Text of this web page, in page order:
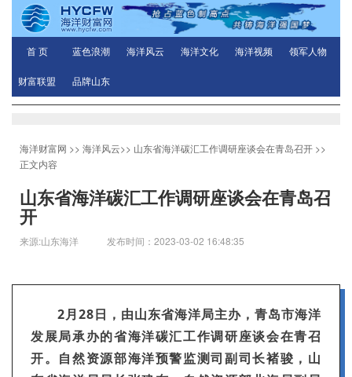
首 页 蓝色浪潮 海洋风云 海洋文化 海洋视频 领军人物
财富联盟 品牌山东
海洋财富网 >> 海洋风云>> 山东省海洋碳汇工作调研座谈会在青岛召开 >>
正文内容
山东省海洋碳汇工作调研座谈会在青岛召
开
来源:山东海洋 发布时间：2023-03-02 16:48:35
2月28日，由山东省海洋局主办，青岛市海洋
发展局承办的省海洋碳汇工作调研座谈会在青召
开。自然资源部海洋预警监测司副司长褚骏，山